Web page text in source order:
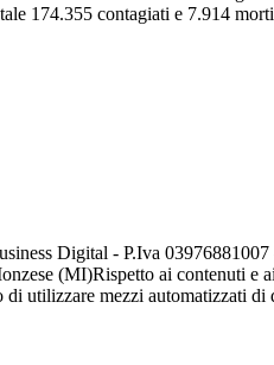
174.355 contagiati e 7.914
Digital - P.Iva
(MI)Rispetto ai contenuti e
utilizzare mezzi automatizzati di